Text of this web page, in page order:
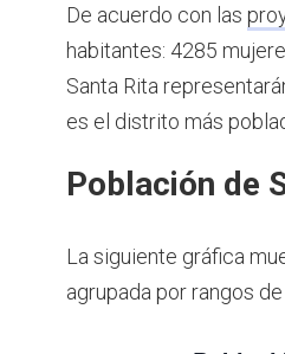
De acuerdo con las
habitantes: 4285
Santa Rita
es el distrito más
Población de
La siguiente gráfica
agrupada por rangos